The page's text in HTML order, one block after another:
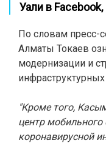
Уали в
По словам пресс-
Алматы Токаев
модернизации и
"Кроме того,
центр
коронавирусной